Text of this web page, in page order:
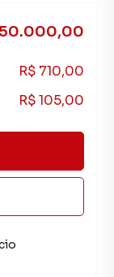
R$ 710,00
R$ 105,00